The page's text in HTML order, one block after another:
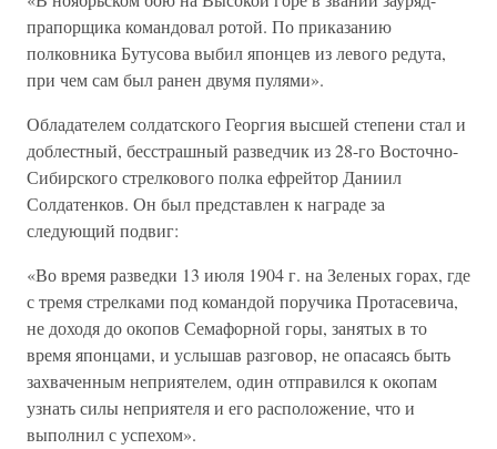
прапорщика командовал ротой. По приказанию
полковника Бутусова выбил японцев из левого редута,
при чем сам был ранен двумя пулями».
Обладателем солдатского Георгия высшей степени стал и
доблестный, бесстрашный разведчик из 28-го Восточно-
Сибирского стрелкового полка ефрейтор Даниил
Солдатенков. Он был представлен к награде за
следующий подвиг:
«Во время разведки 13 июля 1904 г. на Зеленых горах, где
с тремя стрелками под командой поручика Протасевича,
не доходя до окопов Семафорной горы, занятых в то
время японцами, и услышав разговор, не опасаясь быть
захваченным неприятелем, один отправился к окопам
узнать силы неприятеля и его расположение, что и
выполнил с успехом».